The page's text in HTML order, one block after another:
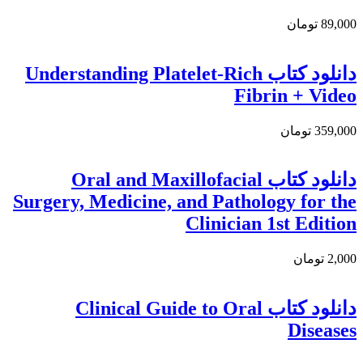
89,000 تومان
دانلود کتاب Understanding Platelet-Rich
Fibrin + Video
359,000 تومان
دانلود کتاب Oral and Maxillofacial
Surgery, Medicine, and Pathology for the
Clinician 1st Edition
2,000 تومان
دانلود کتاب Clinical Guide to Oral
Diseases